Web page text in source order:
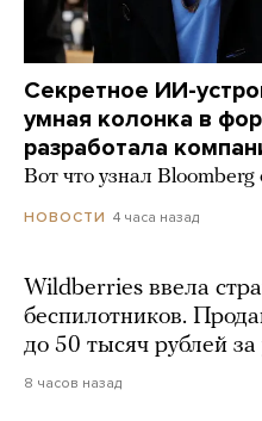
Секретное ИИ-
умная колонка в
разработала
Вот что узнал Bloomberg
НОВОСТИ 4 часа назад
Wildberries ввела
беспилотников.
до 50 тысяч рублей
8 часов назад